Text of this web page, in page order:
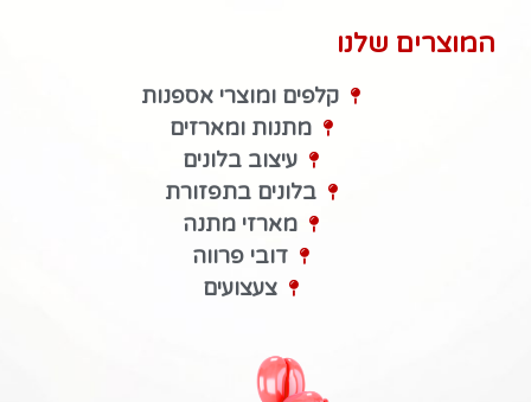
המוצרים שלנו
קלפים ומוצרי אספנות
מתנות ומארזים
עיצוב בלונים
בלונים בתפזורת
מארזי מתנה
דובי פרווה
צעצועים